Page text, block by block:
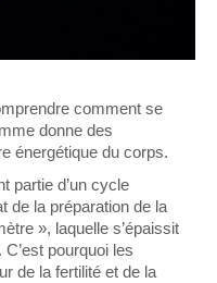
comment se
donne des
énergétique du corps.
partie d’un cycle
de la préparation de la
», laquelle s’épaissit
pourquoi les
de la fertilité et de la